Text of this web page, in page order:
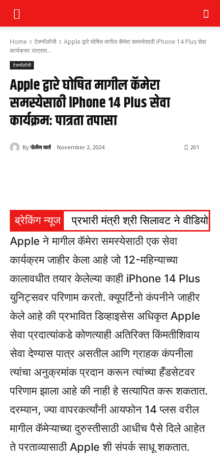
Home टेक्नॉलॉजी
Apple द्वारे घोषित मागील कॅमेरा समस्येसाठी iPhone 14 Plus सेवा
कार्यक्रम: पात्रता...
टेक्नॉलॉजी
Apple द्वारे घोषित मागील कॅमेरा
समस्येसाठी iPhone 14 Plus सेवा
कार्यक्रम: पात्रता तपासा
By पोलीस वार्ता November 2, 2024 201
ब्रेकिंग न्यूज प्रभारी मंत्री श्री सिलावट ने
Apple ने मागील कॅमेरा समस्येसाठी एक सेवा
कार्यक्रम जाहीर केला आहे जो 12-महिन्याच्या
कालावधीत तयार केलेल्या काही iPhone 14 Plus
युनिट्सवर परिणाम करतो. क्यूपर्टिनो कंपनीने जाहीर
केले आहे की प्रभावित डिव्हाइसेस अधिकृत Apple
सेवा प्रदात्यांकडे कोणत्याही अतिरिक्त किंमतीशिवाय
सेवा देण्यास पात्र असतील आणि ग्राहक कंपनीला
त्यांचा अनुक्रमांक प्रदान करून त्यांच्या हँडसेटवर
परिणाम झाला आहे की नाही हे सत्यापित करू शकतात.
दरम्यान, ज्या वापरकर्त्यांनी आयफोन 14 प्लस वरील
मागील कॅमेऱ्याच्या दुरुस्तीसाठी आधीच पैसे दिले आहेत
ते परताव्यासाठी Apple शी संपर्क साधू शकतात.